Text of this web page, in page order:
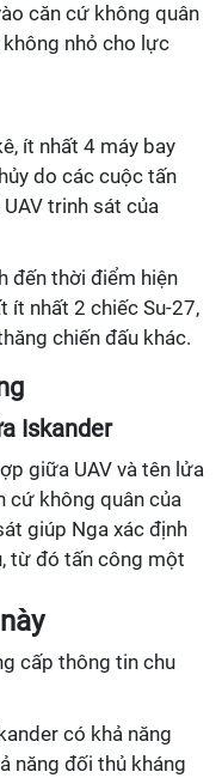
căn cứ không quân
nhỏ cho lực
ít nhất 4 máy bay
do các cuộc tấn
trinh sát của
đến thời điểm hiện
ít nhất 2 chiếc Su-27,
chiến đấu khác.
Iskander
giữa UAV và tên lửa
cứ không quân của
giúp Nga xác định
từ đó tấn công một
cấp thông tin chu
có khả năng
năng đối thủ kháng